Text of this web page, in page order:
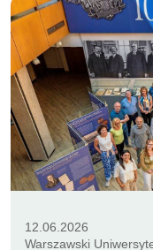
12.06.2026
Warszawski